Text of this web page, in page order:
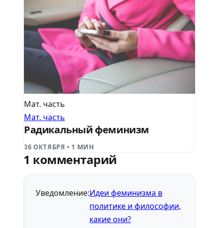
Мат. часть
Мат. часть
Радикальный феминизм
26 ОКТЯБРЯ • 1 МИН
1 комментарий
Уведомление:Идеи феминизма в
политике и философии,
какие они?